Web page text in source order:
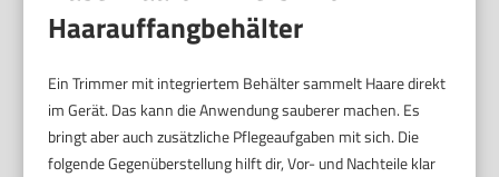
Haarauffangbehälter
Ein Trimmer mit integriertem Behälter sammelt Haare direkt
im Gerät. Das kann die Anwendung sauberer machen. Es
bringt aber auch zusätzliche Pflegeaufgaben mit sich. Die
folgende Gegenüberstellung hilft dir, Vor- und Nachteile klar